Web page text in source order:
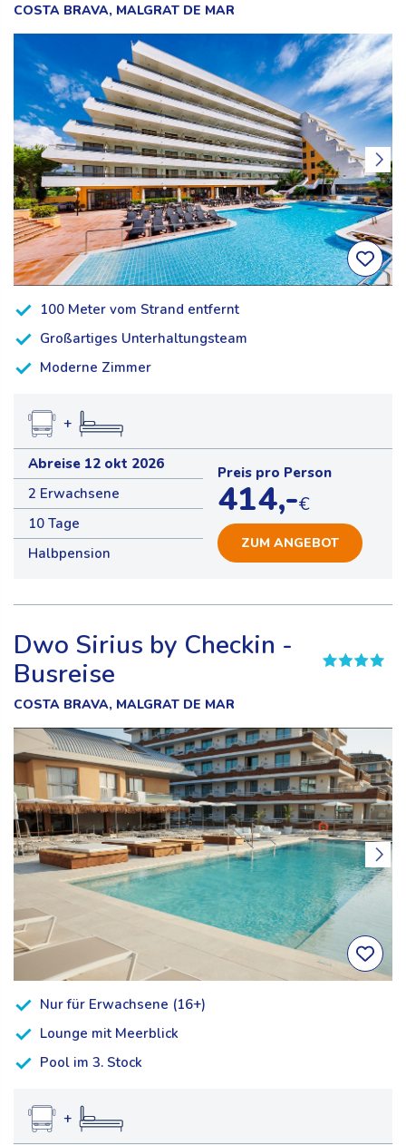
COSTA BRAVA, MALGRAT DE MAR
100 Meter vom Strand entfernt
Großartiges Unterhaltungsteam
Moderne Zimmer
+
Abreise 12 okt 2026
2 Erwachsene
10 Tage
Halbpension
Preis pro Person
414,-€
ZUM ANGEBOT
Dwo Sirius by Checkin -
Busreise
COSTA BRAVA, MALGRAT DE MAR
Nur für Erwachsene (16+)
Lounge mit Meerblick
Pool im 3. Stock
+